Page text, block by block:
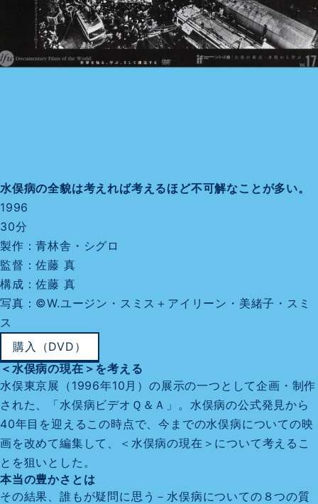
水俣病の全貌は考えれば考えるほど不可解なことが多い。
1996
30分
製作：青林舎・シグロ
監督：佐藤 真
構成：佐藤 真
写真：©W.ユージン・スミス＋アイリーン・美緒子・スミ
ス
購入（DVD）
＜水俣病の現在＞を考える
水俣東京展（1996年10月）の展示の一つとして企画・制作
された、「水俣病ビデオＱ＆Ａ」。水俣病の公式発見から
40年目を迎えるこの時点で、今までの水俣病についての映
画を改めて編集して、＜水俣病の現在＞について考えるこ
とを狙いとした。
本当の豊かさとは
その結果、誰もが疑問に思う－水俣病についての８つの質